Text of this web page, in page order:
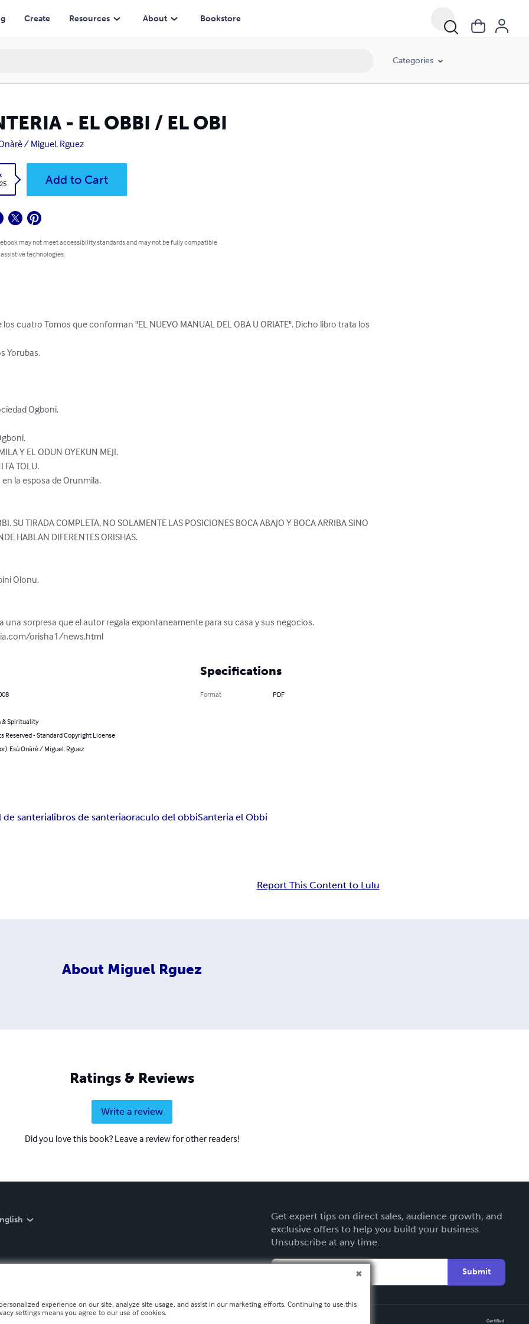
Create Resources About Bookstore
Categories
- EL OBBI / EL OBI
/ Miguel. Rguez
Add to Cart
may not meet accessibility standards and may not be fully compatible
technologies.
los cuatro Tomos que conforman "EL NUEVO MANUAL DEL OBA U ORIATE". Dicho libro trata los
Yorubas.
Ogboni.
Y EL ODUN OYEKUN MEJI.
FA TOLU.
la esposa de Orunmila.
SU TIRADA COMPLETA, NO SOLAMENTE LAS POSICIONES BOCA ABAJO Y BOCA ARRIBA SINO
HABLAN DIFERENTES ORISHAS.
Olonu.
una sorpresa que el autor regala expontaneamente para su casa y sus negocios.
orisha1/news.html
& Spirituality
Reserved - Standard Copyright License
Esù Onàrè / Miguel. Rguez
Specifications
Format PDF
de santerialibros de santeriaoraculo del obbiSanteria el Obbi
Report This Content to Lulu
About Miguel Rguez
Ratings & Reviews
Write a review
Did you love this book? Leave a review for other readers!
Get expert tips on direct sales, audience growth, and
exclusive offers to help you build your business.
Unsubscribe at any time.
Submit
experience on our site, analyze site usage, and assist in our marketing efforts. Continuing to use this
settings means you agree to our use of cookies.